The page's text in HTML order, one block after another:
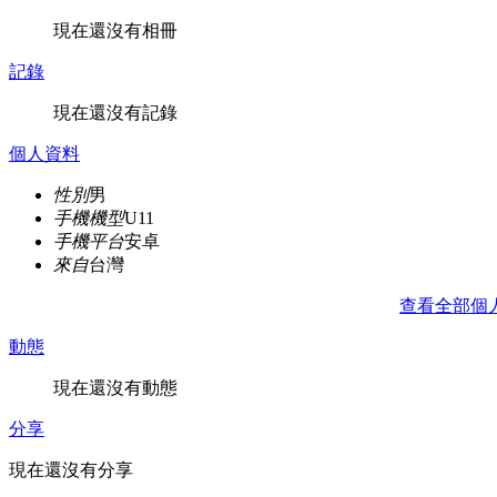
現在還沒有相冊
記錄
現在還沒有記錄
個人資料
性別男
手機機型U11
手機平台安卓
來自台灣
查看全部個
動態
現在還沒有動態
分享
現在還沒有分享